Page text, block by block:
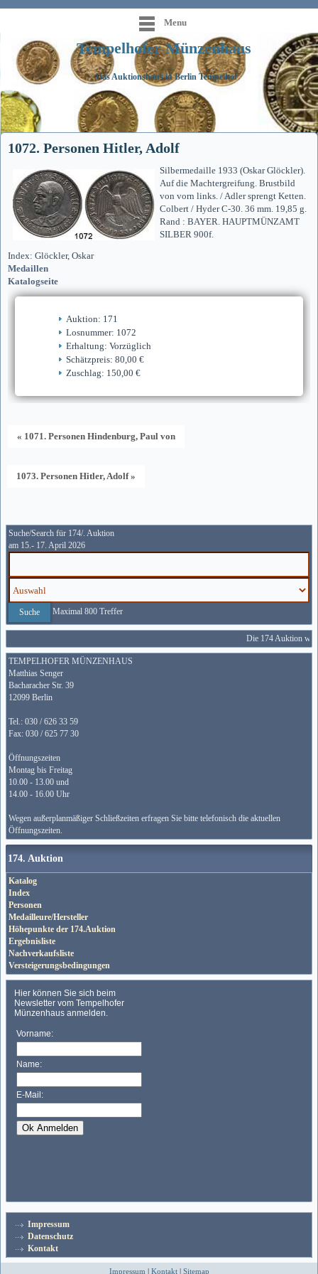
Menu
Tempelhofer Münzenhaus
Das Auktionshaus in Berlin Tempelhof
1072. Personen Hitler, Adolf
Silbermedaille 1933 (Oskar Glöckler).
Auf die Machtergreifung. Brustbild
von vorn links. / Adler sprengt Ketten.
Colbert / Hyder C-30. 36 mm. 19,85 g.
Rand : BAYER. HAUPTMÜNZAMT
SILBER 900f.
Index: Glöckler, Oskar
Medaillen
Katalogseite
Auktion: 171
Losnummer: 1072
Erhaltung: Vorzüglich
Schätzpreis: 80,00 €
Zuschlag: 150,00 €
« 1071. Personen Hindenburg, Paul von
1073. Personen Hitler, Adolf »
Suche/Search für 174/. Auktion
am 15.- 17. April 2026
Maximal 800 Treffer
Die 174 Auktion
TEMPELHOFER MÜNZENHAUS
Matthias Senger
Bacharacher Str. 39
12099 Berlin
Tel.: 030 / 626 33 59
Fax: 030 / 625 77 30
Öffnungszeiten
Montag bis Freitag
10.00 - 13.00 und
14.00 - 16.00 Uhr
Wegen außerplanmäßiger Schließzeiten erfragen Sie bitte telefonisch die aktuellen
Öffnungszeiten.
174. Auktion
Katalog
Index
Personen
Medailleure/Hersteller
Höhepunkte der 174.Auktion
Ergebnisliste
Nachverkaufsliste
Versteigerungsbedingungen
Impressum
Datenschutz
Kontakt
Impressum | Kontakt| Sitemap